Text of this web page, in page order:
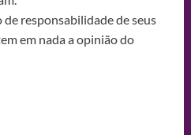
responsabilidade de seus
em nada a opinião do